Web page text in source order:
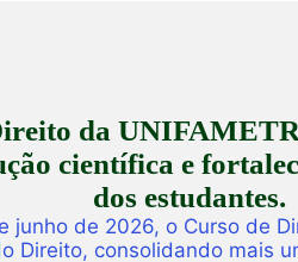
da
científica e
dos estudantes.
junho de 2026, o Curso de
Direito, consolidando mais